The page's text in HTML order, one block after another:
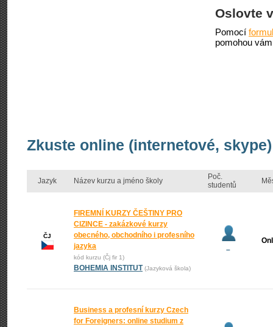
Oslovte
Pomocí
pomohou
Zkuste online (internetové,
Jazyk Název kurzu a jméno školy
Poč.
studentů
ČJ
FIREMNÍ KURZY ČEŠTINY PRO
CIZINCE - zakázkové kurzy
obecného, obchodního i profesního
jazyka
kód kurzu (Čj fir 1)
BOHEMIA INSTITUT (Jazyková škola)
–
Business a profesní kurzy Czech
for Foreigners: online studium z